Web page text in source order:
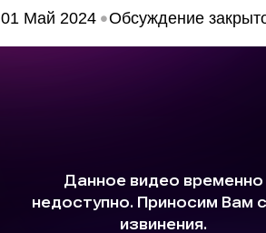
01 Май 2024 •Обсуждение